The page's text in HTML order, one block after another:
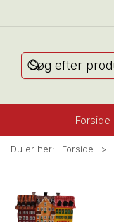
Forside
Du er her: Forside